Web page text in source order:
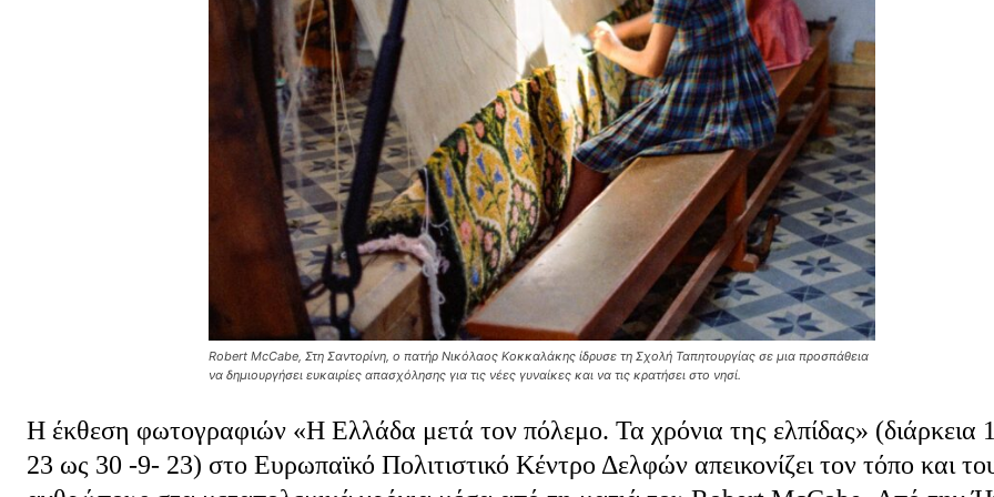
Robert McCabe, Στη Σαντορίνη, ο πατήρ Νικόλαος Κοκκαλάκης ίδρυσε τη Σχολή Ταπητουργίας σε μια προσπάθεια
να δημιουργήσει ευκαιρίες απασχόλησης για τις νέες γυναίκες και να τις κρατήσει στο νησί.
Η έκθεση φωτογραφιών «Η Ελλάδα μετά τον πόλεμο. Τα χρόνια της ελπίδας» (διάρκεια
23 ως 30 -9- 23) στο Ευρωπαϊκό Πολιτιστικό Κέντρο Δελφών απεικονίζει τον τόπο και